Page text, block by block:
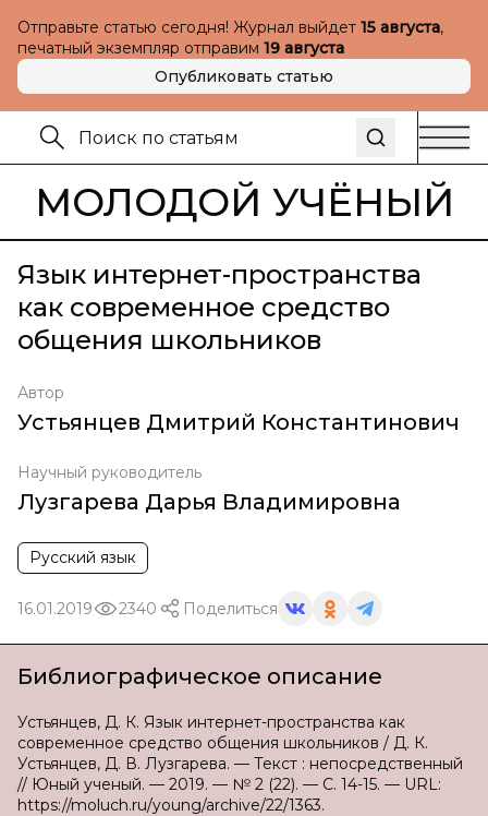
Отправьте статью сегодня! Журнал выйдет 15 августа,
печатный экземпляр отправим 19 августа
Опубликовать статью
МОЛОДОЙ УЧЁНЫЙ
Язык интернет-пространства
как современное средство
общения школьников
Автор
Устьянцев Дмитрий Константинович
Научный руководитель
Лузгарева Дарья Владимировна
Русский язык
16.01.2019 2340 Поделиться
Библиографическое описание
Устьянцев, Д. К. Язык интернет-пространства как
современное средство общения школьников / Д. К.
Устьянцев, Д. В. Лузгарева. — Текст : непосредственный
// Юный ученый. — 2019. — № 2 (22). — С. 14-15. — URL:
https://moluch.ru/young/archive/22/1363.